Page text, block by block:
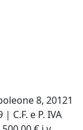
8, 20121
C.F. e P. IVA